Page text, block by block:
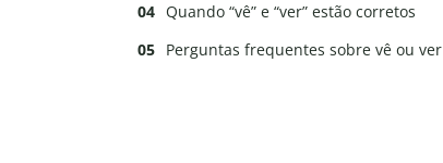
Quando “vê” e “ver” estão corretos
Perguntas frequentes sobre vê ou ver